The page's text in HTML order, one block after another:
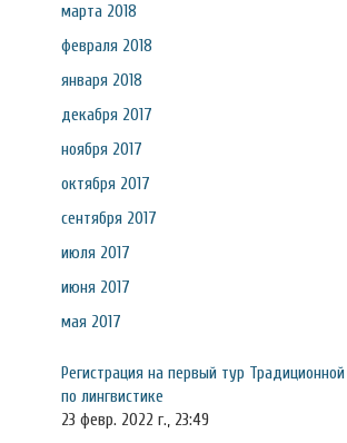
марта 2018
февраля 2018
января 2018
декабря 2017
ноября 2017
октября 2017
сентября 2017
июля 2017
июня 2017
мая 2017
Регистрация на первый тур
по лингвистике
23 февр. 2022 г., 23:49